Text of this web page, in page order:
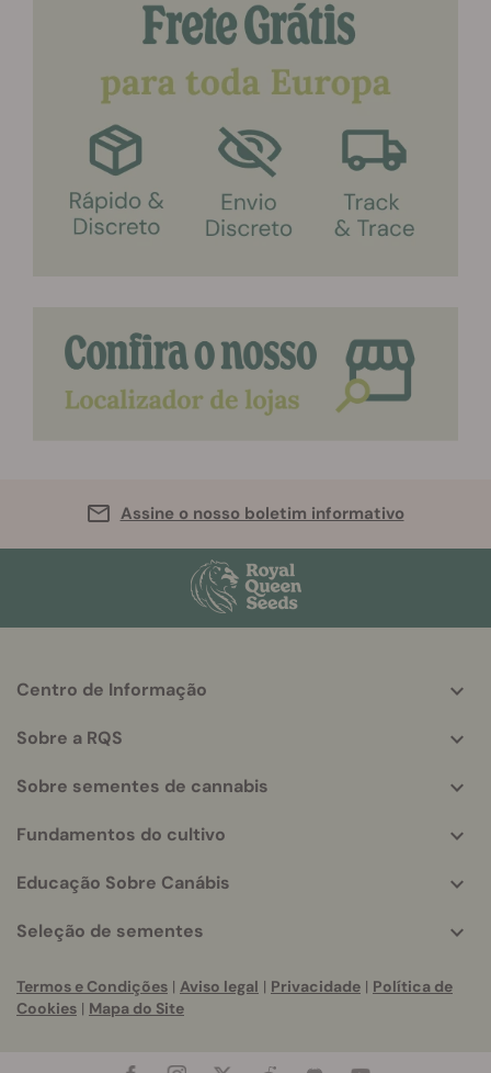
Assine o nosso boletim informativo
More
info
Centro de Informação
Sobre a RQS
Sobre sementes de cannabis
Fundamentos do cultivo
Educação Sobre Canábis
Seleção de sementes
Termos e Condições | Aviso legal | Privacidade | Política de
Cookies | Mapa do Site